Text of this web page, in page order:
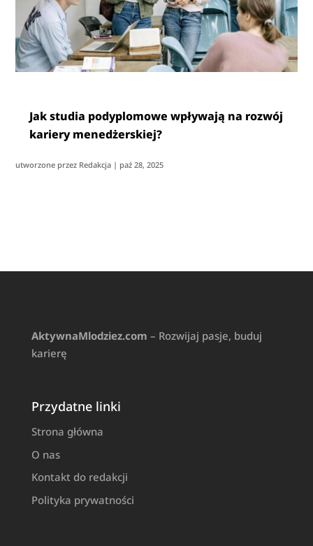
Jak studia podyplomowe wpływają na rozwój
kariery menedżerskiej?
utworzone przez Redakcja | paź 28, 2025
AktywnaMlodziez.com – Rozwijaj pasje, buduj
karierę
Przydatne linki
Strona główna
O nas
Kontakt do redakcji
Polityka prywatności